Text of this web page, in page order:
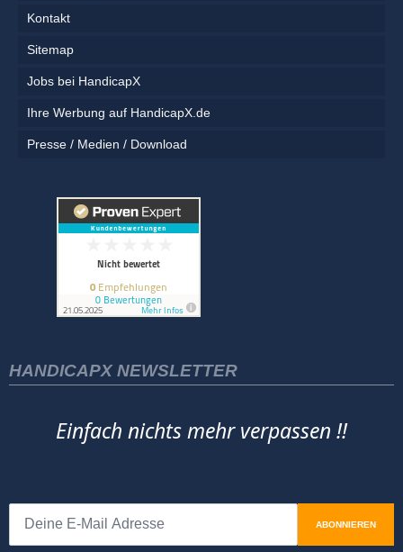
Kontakt
Sitemap
Jobs bei HandicapX
Ihre Werbung auf HandicapX.de
Presse / Medien / Download
HANDICAPX NEWSLETTER
Einfach nichts mehr verpassen !!